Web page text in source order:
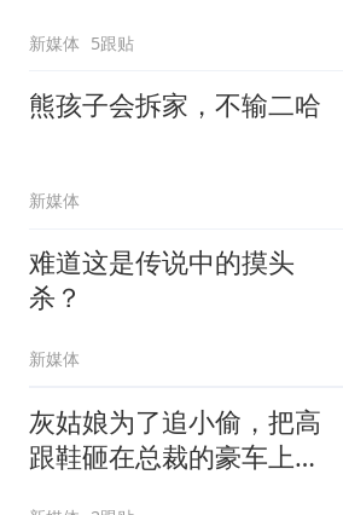
新媒体 5跟贴
熊孩子会拆家，不输二哈
新媒体
难道这是传说中的摸头
杀？
新媒体
灰姑娘为了追小偷，把高
跟鞋砸在总裁的豪车上，